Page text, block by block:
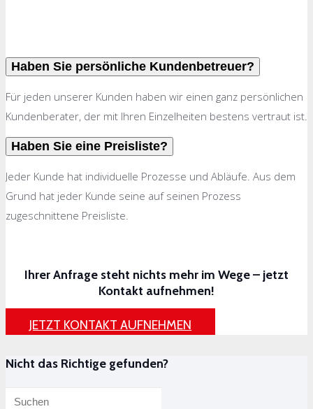
Haben Sie persönliche Kundenbetreuer?
Für jeden unserer Kunden haben wir einen ganz persönlichen
Kundenberater, der mit Ihren Einzelheiten bestens vertraut ist.
Haben Sie eine Preisliste?
Jeder Kunde hat individuelle Prozesse und Abläufe. Aus dem
Grund hat jeder Kunde seine auf seinen Prozess
zugeschnittene Preisliste.
Ihrer Anfrage steht nichts mehr im Wege – jetzt
Kontakt aufnehmen!
JETZT KONTAKT AUFNEHMEN
Nicht das Richtige gefunden?